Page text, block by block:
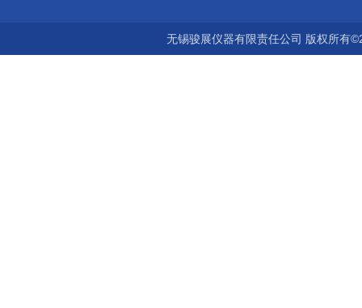
无锡骏展仪器有限责任公司 版权所有